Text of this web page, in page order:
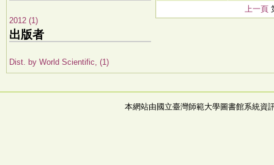
2012 (1)
出版者
Dist. by World Scientific, (1)
上一頁
本網站由國立臺灣師範大學圖書館系統資